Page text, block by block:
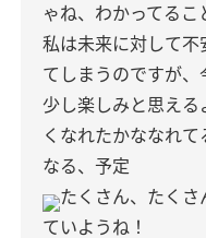
ゃね、わかってる
私は未来に対して
てしまうのですが、
少し楽しみと思え
くなれたかななれ
なる、予定
たくさん、たくさ
ていようね！